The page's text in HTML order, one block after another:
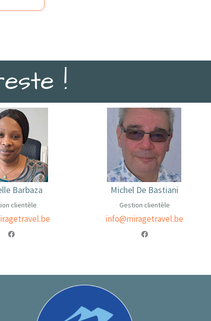
!
Barbaza
clientèle
Facebook
Michel De Bastiani
Gestion clientèle
info@miragetravel.be
Facebook